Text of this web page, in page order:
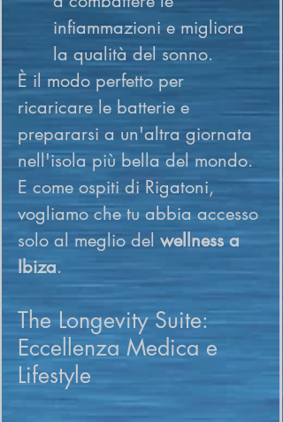
infiammazioni e migliora
la qualità del sonno.
È il modo perfetto per
ricaricare le batterie e
prepararsi a un'altra giornata
nell'isola più bella del mondo.
E come ospiti di Rigatoni,
vogliamo che tu abbia accesso
solo al meglio del wellness a
Ibiza.
The Longevity Suite:
Eccellenza Medica e
Lifestyle